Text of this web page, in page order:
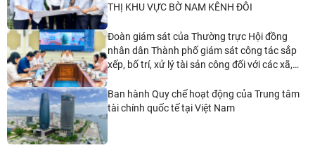
THỊ KHU VỰC BỜ NAM KÊNH ĐÔI
Đoàn giám sát của Thường trực Hội đồng
nhân dân Thành phố giám sát công tác sắp
xếp, bố trí, xử lý tài sản công đối với các xã,
phường, đặc khu
Ban hành Quy chế hoạt động của Trung tâm
tài chính quốc tế tại Việt Nam